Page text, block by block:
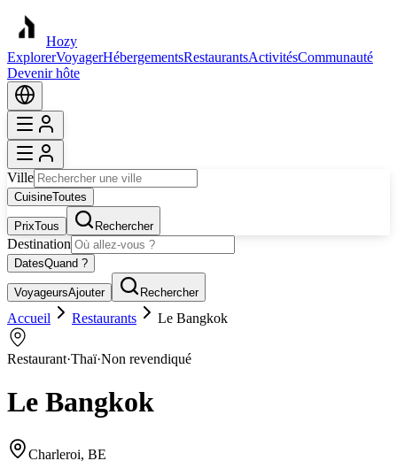
Hozy
ExplorerVoyagerHébergementsRestaurantsActivitésCommunauté
Devenir hôte
Ville
CuisineToutes
PrixTous Rechercher
Destination
DatesQuand ?
VoyageursAjouter Rechercher
Accueil Restaurants Le Bangkok
Restaurant·Thaï·Non revendiqué
Le Bangkok
Charleroi, BE